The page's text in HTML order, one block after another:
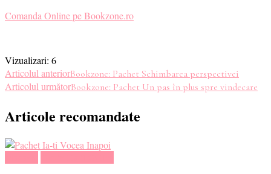
Comanda Online pe Bookzone.ro
Vizualizari: 6
Navigare
în
articole
Articolul anteriorBookzone: Pachet Schimbarea perspectivei
Articolul următorBookzone: Pachet Un pas în plus spre vindecare
Articole recomandate